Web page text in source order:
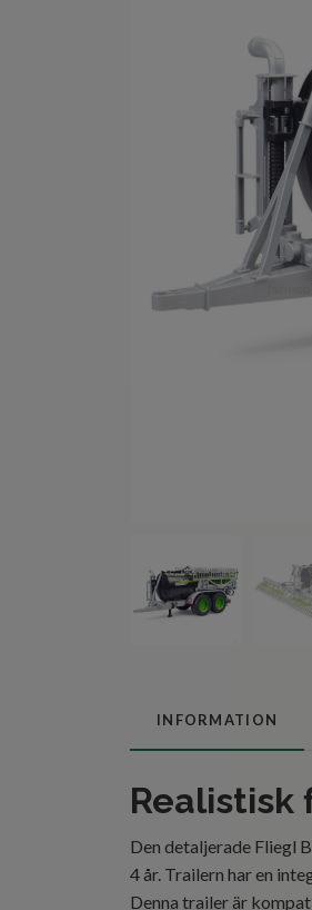
INFORMATION
Realistisk
Den detaljerade Fliegl
4 år. Trailern har en
Denna trailer är